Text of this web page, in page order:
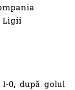
Ligii
0, după golul